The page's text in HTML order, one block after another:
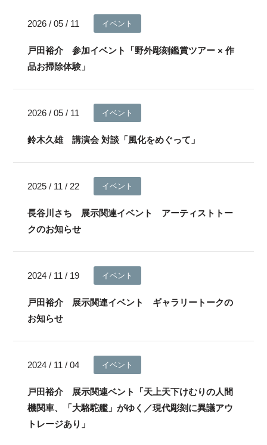
2026 / 05 / 11 イベント
戸田裕介 参加イベント「野外彫刻鑑賞ツアー × 作
品お掃除体験」
2026 / 05 / 11 イベント
鈴木久雄 講演会 対談「風化をめぐって」
2025 / 11 / 22 イベント
長谷川さち 展示関連イベント アーティストトー
クのお知らせ
2024 / 11 / 19 イベント
戸田裕介 展示関連イベント ギャラリートークの
お知らせ
2024 / 11 / 04 イベント
戸田裕介 展示関連ベント「天上天下けむりの人間
機関車、「大駱駝艦」がゆく／現代彫刻に異議アウ
トレージあり」